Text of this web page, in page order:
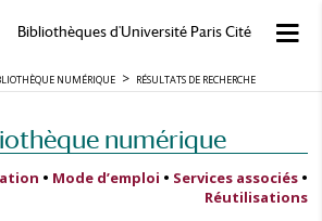
Bibliothèques d'Université Paris Cité
NUMÉRIQUE RÉSULTATS DE RECHERCHE
numérique
• Mode d’emploi • Services associés •
Réutilisations